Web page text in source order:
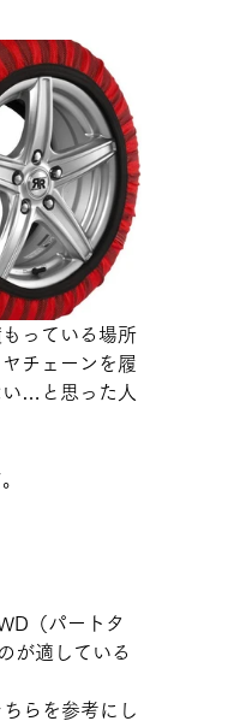
っている場所
チェーンを履
…と思った人
（パートタ
が適している
らを参考にし